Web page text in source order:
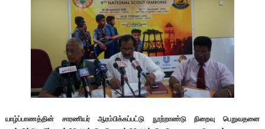
யாழ்ப்பாணத்தின் சாரணியர் ஆரம்பிக்கப்பட்டு நூற்றாண்டு நிறைவு பெறுவதனை